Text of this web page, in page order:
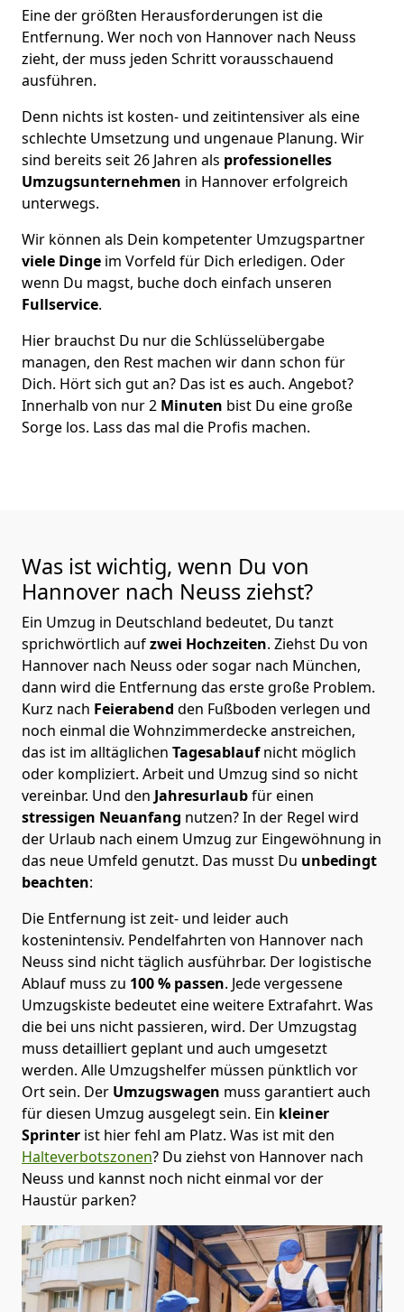
Eine der größten Herausforderungen ist die
Entfernung. Wer noch von Hannover nach Neuss
zieht, der muss jeden Schritt vorausschauend
ausführen.
Denn nichts ist kosten- und zeitintensiver als eine
schlechte Umsetzung und ungenaue Planung. Wir
sind bereits seit 26 Jahren als professionelles
Umzugsunternehmen in Hannover erfolgreich
unterwegs.
Wir können als Dein kompetenter Umzugspartner
viele Dinge im Vorfeld für Dich erledigen. Oder
wenn Du magst, buche doch einfach unseren
Fullservice.
Hier brauchst Du nur die Schlüsselübergabe
managen, den Rest machen wir dann schon für
Dich. Hört sich gut an? Das ist es auch. Angebot?
Innerhalb von nur 2 Minuten bist Du eine große
Sorge los. Lass das mal die Profis machen.
Was ist wichtig, wenn Du von
Hannover nach Neuss ziehst?
Ein Umzug in Deutschland bedeutet, Du tanzt
sprichwörtlich aufzwei Hochzeiten. Ziehst Du von
Hannover nach Neuss oder sogar nach München,
dann wird die Entfernung das erste große Problem.
Kurz nach Feierabend den Fußboden verlegen und
noch einmal die Wohnzimmerdecke anstreichen,
das ist im alltäglichen Tagesablaufnicht möglich
oder kompliziert. Arbeit und Umzug sind so nicht
vereinbar. Und den Jahresurlaubfür einen
stressigen Neuanfang nutzen? In der Regel wird
der Urlaub nach einem Umzug zur Eingewöhnung in
das neue Umfeld genutzt. Das musst Du unbedingt
beachten:
Die Entfernung ist zeit- und leider auch
kostenintensiv. Pendelfahrten von Hannover nach
Neuss sind nicht täglich ausführbar. Der logistische
Ablauf muss zu 100 % passen. Jede vergessene
Umzugskiste bedeutet eine weitere Extrafahrt. Was
die bei uns nicht passieren, wird. Der Umzugstag
muss detailliert geplant und auch umgesetzt
werden. Alle Umzugshelfer müssen pünktlich vor
Ort sein. Der Umzugswagen muss garantiert auch
für diesen Umzug ausgelegt sein. Ein kleiner
Sprinter ist hier fehl am Platz. Was ist mit den
Halteverbotszonen? Du ziehst von Hannover nach
Neuss und kannst noch nicht einmal vor der
Haustür parken?